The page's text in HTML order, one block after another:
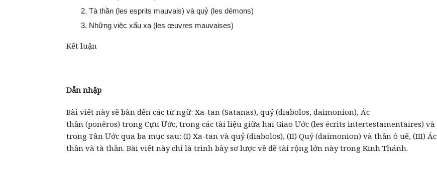
Tà thần (les esprits mauvais) và quỷ (les démons)
Những việc xấu xa (les œuvres mauvaises)
Kết luận
Dẫn nhập
Bài viết này sẽ bàn đến các từ ngữ: Xa-tan (Satanas), quỷ (diabolos, daimonion), Ác
thần (ponêros) trong Cựu Ước, trong các tài liệu giữa hai Giao Ước (les écrits intertestamentaires) và
trong Tân Ước qua ba mục sau: (I) Xa-tan và quỷ (diabolos), (II) Quỷ (daimonion) và thần ô uế, (III) Ác
thần và tà thần. Bài viết này chỉ là trình bày sơ lược về đề tài rộng lớn này trong Kinh Thánh.